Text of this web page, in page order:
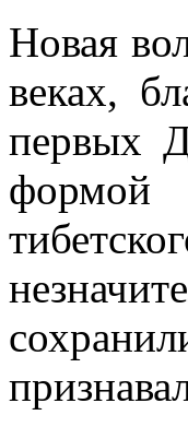
Новая
веках,
первых
формой